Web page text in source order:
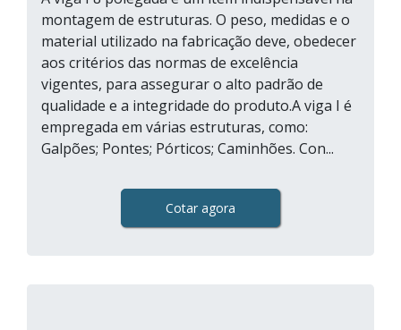
montagem de estruturas. O peso, medidas e o
material utilizado na fabricação deve, obedecer
aos critérios das normas de excelência
vigentes, para assegurar o alto padrão de
qualidade e a integridade do produto.A viga I é
empregada em várias estruturas, como:
Galpões; Pontes; Pórticos; Caminhões. Con...
Cotar agora